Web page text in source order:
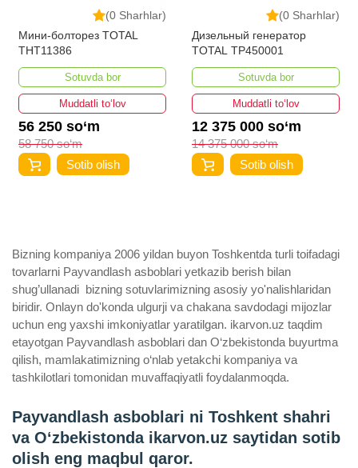
(0 Sharhlar)
Мини-болторез TOTAL
THT11386
Sotuvda bor
Muddatli to‘lov
56 250 so‘m
58 750 so‘m
Sotib olish
(0 Sharhlar)
Дизельный генератор
TOTAL TP450001
Sotuvda bor
Muddatli to‘lov
12 375 000 so‘m
14 375 000 so‘m
Sotib olish
Bizning kompaniya 2006 yildan buyon Toshkentda turli toifadagi
tovarlarni Payvandlash asboblari yetkazib berish bilan
shug’ullanadi ­ bizning sotuvlarimizning asosiy yo'nalishlaridan
biridir. Onlayn do'konda ulgurji va chakana savdodagi mijozlar
uchun eng yaxshi imkoniyatlar yaratilgan. ikarvon.uz taqdim
etayotgan Payvandlash asboblari dan O‘zbekistonda buyurtma
qilish, mamlakatimizning o‘nlab yetakchi kompaniya va
tashkilotlari tomonidan muvaffaqiyatli foydalanmoqda.
Payvandlash asboblari ni Toshkent shahri
va Oʻzbekistonda ikarvon.uz saytidan sotib
olish eng maqbul qaror.